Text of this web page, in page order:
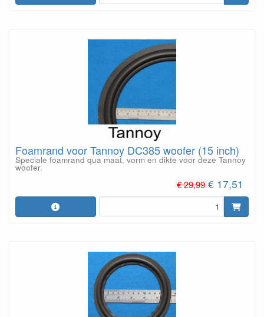
Foamrand voor Tannoy DC385 woofer (15 inch)
Speciale foamrand qua maat, vorm en dikte voor deze Tannoy
woofer.
€ 29,99 € 17,51